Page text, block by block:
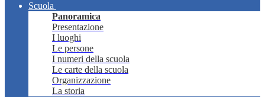
Scuola
Panoramica
Presentazione
I luoghi
Le persone
I numeri della scuola
Le carte della scuola
Organizzazione
La storia